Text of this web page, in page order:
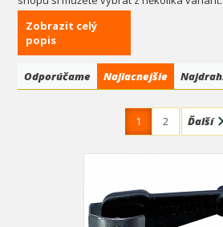
Zobrazit celý
popis
Odporúčame Najlacnejšie
1 2 Ďalší